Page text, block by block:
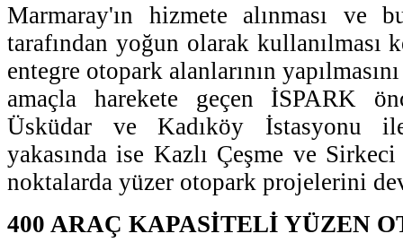
Marmaray'ın hizmete alınması ve
tarafından yoğun olarak kullanılması
entegre otopark alanlarının
amaçla harekete geçen İSPARK
Üsküdar ve Kadıköy İstasyonu
yakasında ise Kazlı Çeşme ve
noktalarda yüzer otopark projelerini
400 ARAÇ KAPASİTELİ YÜZEN